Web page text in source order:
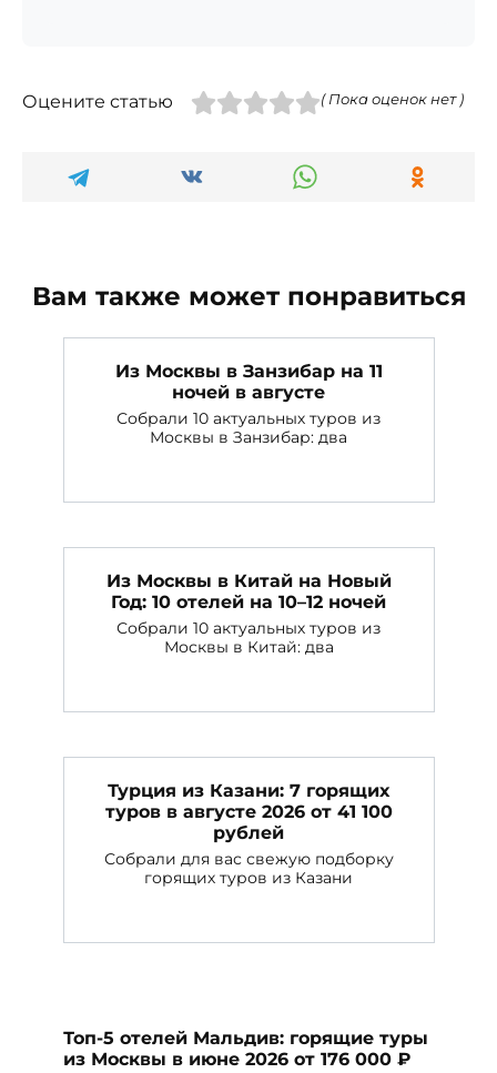
Оцените статью ( Пока оценок нет )
Вам также может понравиться
Из Москвы в Занзибар на 11
ночей в августе
Собрали 10 актуальных туров из
Москвы в Занзибар: два
Из Москвы в Китай на Новый
Год: 10 отелей на 10–12 ночей
Собрали 10 актуальных туров из
Москвы в Китай: два
Турция из Казани: 7 горящих
туров в августе 2026 от 41 100
рублей
Собрали для вас свежую подборку
горящих туров из Казани
Топ-5 отелей Мальдив: горящие туры
из Москвы в июне 2026 от 176 000 ₽